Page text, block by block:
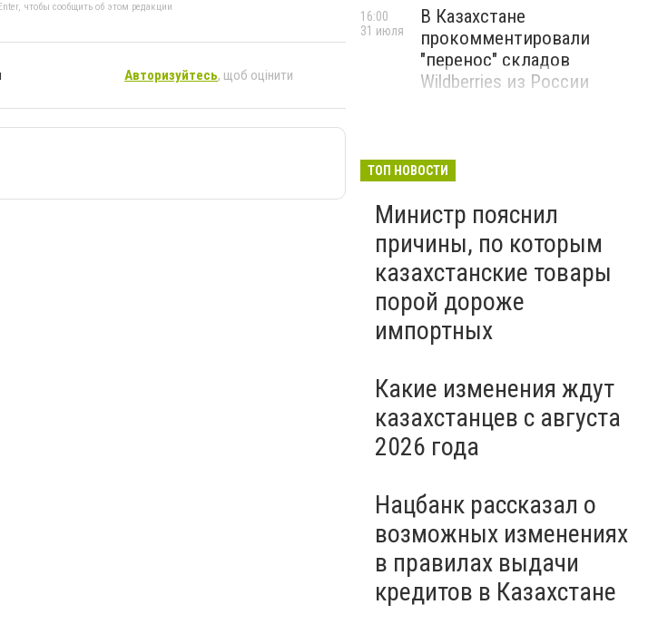
чтобы сообщить об этом редакции
Авторизуйтесь, щоб оцінити
В Казахстане
прокомментировали
"перенос" складов
Wildberries из России
16:00
31 июля
ТОП НОВОСТИ
Министр пояснил
причины, по которым
казахстанские товары
порой дороже
импортных
Какие изменения ждут
казахстанцев с августа
2026 года
Нацбанк рассказал о
возможных изменениях
в правилах выдачи
кредитов в Казахстане